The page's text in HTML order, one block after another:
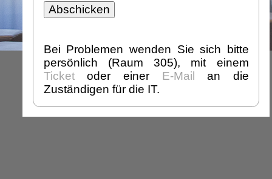
Bei Problemen wenden Sie sich bitte
persönlich (Raum 305), mit einem
Ticketoder einer E-Mail an die
Zuständigen für die IT.